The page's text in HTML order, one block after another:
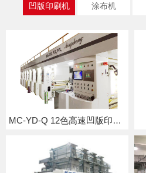
凹版印刷机 涂布机
MC-YD-Q 12色高速凹版印刷机